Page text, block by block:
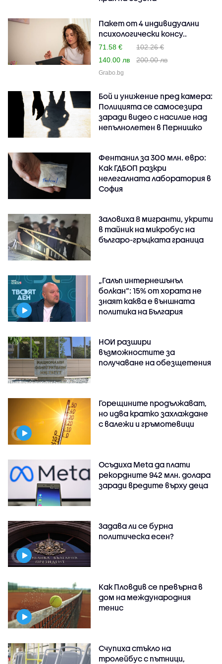
Пакет от 4 индивидуални
психологически консу..
71.58 €
102.26 €
140.00 лв
200.00 лв
Grabo.bg
Бой и унижение пред камера:
Полицията се самосезира
заради видео с насилие над
непълнолетен в Пернишко
Фентанил за 300 млн. евро:
Как ГДБОП разкри
нелегалната лаборатория в
София
Заловиха 8 мигранти, укрити
в тайник на микробус на
българо-гръцката граница
„Галъп интернешънъл
болкан“: 15% от хората не
знаят каква е външната
политика на България
НОИ разшири
възможностите за
получаване на обезщетения
Горещините продължават,
но идва кратко захлаждане
с валежи и гръмотевици
Осъдиха Meta да плати
рекордните 942 млн. долара
заради вредите върху деца
Задава ли се бурна
политическа есен?
Как Пловдив се превърна в
дом на международния
тенис
Счупиха стъкло на
тролейбус с пътници,